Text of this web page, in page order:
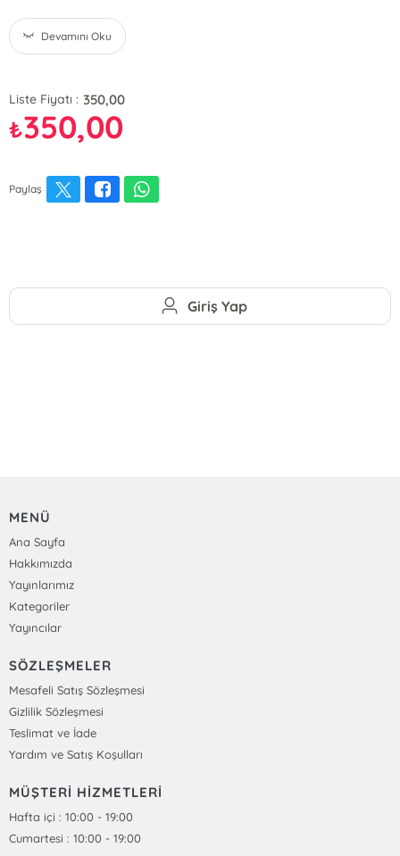
Devamını Oku
Liste Fiyatı : 350,00
₺350,00
Paylaş
Giriş Yap
MENÜ
Ana Sayfa
Hakkımızda
Yayınlarımız
Kategoriler
Yayıncılar
SÖZLEŞMELER
Mesafeli Satış Sözleşmesi
Gizlilik Sözleşmesi
Teslimat ve İade
Yardım ve Satış Koşulları
MÜŞTERİ HİZMETLERİ
Hafta içi : 10:00 - 19:00
Cumartesi : 10:00 - 19:00